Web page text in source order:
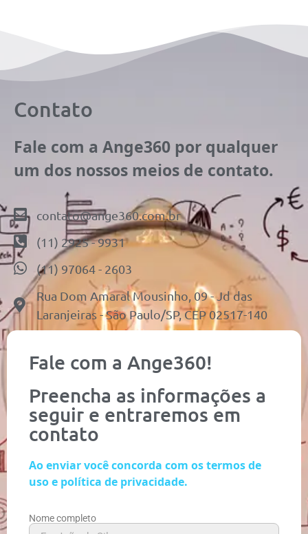
Contato
Fale com a Ange360 por qualquer
um dos nossos meios de contato.
contato@ange360.com.br
(11) 2925 - 9931
(11) 97064 - 2603
Rua Dom Amaral Mousinho, 09 - Jd das
Laranjeiras - São Paulo/SP, CEP 02517-140
Fale com a Ange360!
Preencha as informações a
seguir e entraremos em
contato
Ao enviar você concorda com os termos de
uso e política de privacidade.
Nome completo